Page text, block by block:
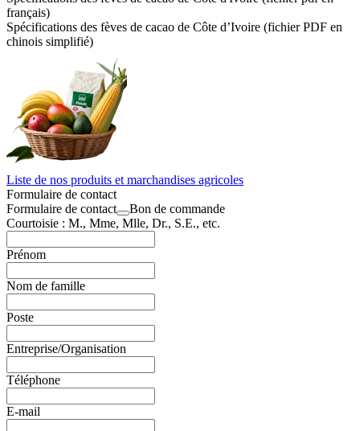
français)
Spécifications des fèves de cacao de Côte d’Ivoire (fichier PDF en
chinois simplifié)
Liste de nos produits et marchandises agricoles
Formulaire de contact
Formulaire de contact
Bon de commande
Courtoisie : M., Mme, Mlle, Dr., S.E., etc.
Prénom
Nom de famille
Poste
Entreprise/Organisation
Téléphone
E-mail